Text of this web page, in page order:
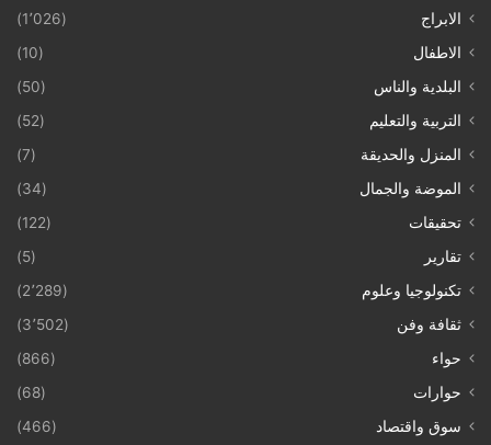
الابراج
(1٬026)
الاطفال
(10)
البلدية والناس
(50)
التربية والتعليم
(52)
المنزل والحديقة
(7)
الموضة والجمال
(34)
تحقيقات
(122)
تقارير
(5)
تكنولوجيا وعلوم
(2٬289)
ثقافة وفن
(3٬502)
حواء
(866)
حوارات
(68)
سوق واقتصاد
(466)